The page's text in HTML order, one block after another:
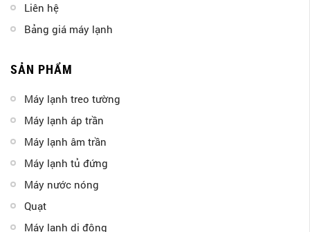
Liên hệ
Bảng giá máy lạnh
SẢN PHẨM
Máy lạnh treo tường
Máy lạnh áp trần
Máy lạnh âm trần
Máy lạnh tủ đứng
Máy nước nóng
Quạt
Máy lạnh di động